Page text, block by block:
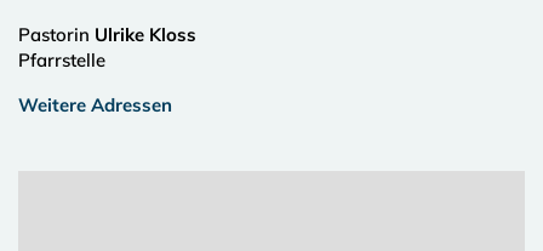
Pastorin Ulrike Kloss
Pfarrstelle
Weitere Adressen